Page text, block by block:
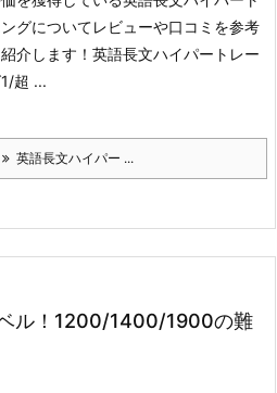
グについてレビューや口コミを参考
介します！ 英語長文ハイパートレー
超 ...
英語長文ハイパー ...
ル！1200/1400/1900の難